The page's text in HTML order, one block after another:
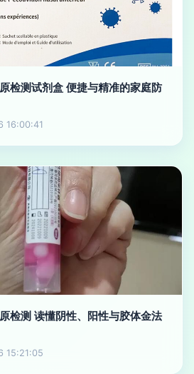
检测试剂盒 便捷与精准的家庭防
16:00:41
检测 读懂阴性、阳性与胶体金法
15:21:05